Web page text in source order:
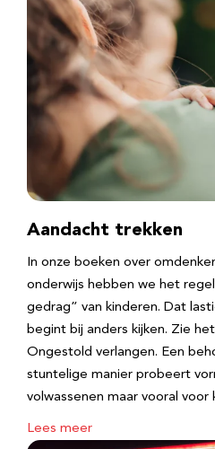
Aandacht trekken
In onze boeken over
onderwijs hebben we het
gedrag” van kinderen. Dat
begint bij anders kijken. Zie
Ongestold verlangen. Een
stuntelige manier probeert
volwassenen maar vooral
Lees meer